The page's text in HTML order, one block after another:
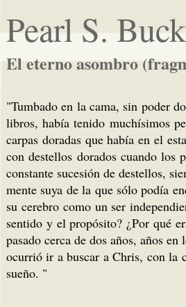
Pearl S. Buck
El eterno asombro
"Tumbado en la cama, sin poder
libros, había tenido muchísimos
carpas doradas que había en el
con destellos dorados cuando los
constante sucesión de destellos,
mente suya de la que sólo podía
su cerebro como un ser
sentido y el propósito? ¿Por qué
pasado cerca de dos años, años
ocurrió ir a buscar a Chris, con la
sueño. "